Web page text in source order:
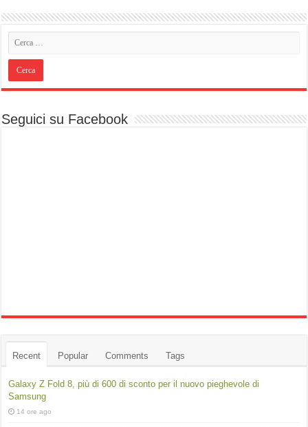
Seguici su Facebook
Recent Popular Comments Tags
Galaxy Z Fold 8, più di 600 di sconto per il nuovo pieghevole di
Samsung
14 ore ago